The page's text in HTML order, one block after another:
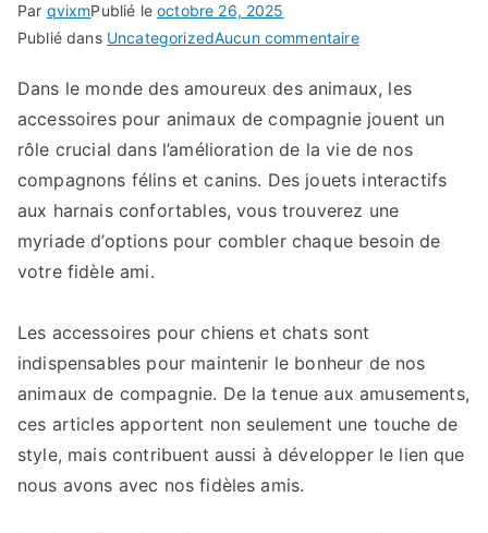
Par qvixmPublié leoctobre 26, 2025
Publié dans UncategorizedAucun commentairesur
le
monde
des
produits
chiens
:
Des
conseils
experts
pour
Dans le monde des amoureux des animaux, les
accessoires pour animaux de compagnie jouent un
rôle crucial dans l’amélioration de la vie de nos
compagnons félins et canins. Des jouets interactifs
aux harnais confortables, vous trouverez une
myriade d’options pour combler chaque besoin de
votre fidèle ami.
Les accessoires pour chiens et chats sont
indispensables pour maintenir le bonheur de nos
animaux de compagnie. De la tenue aux amusements,
ces articles apportent non seulement une touche de
style, mais contribuent aussi à développer le lien que
nous avons avec nos fidèles amis.